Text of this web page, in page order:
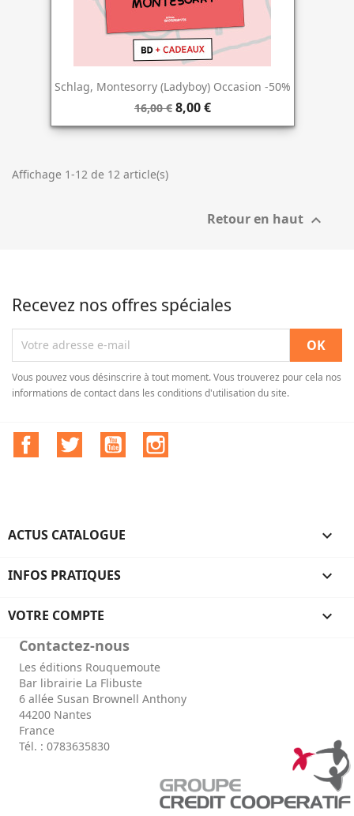
Schlag, Montesorry (Ladyboy) Occasion -50%
16,00 € 8,00 €
Affichage 1-12 de 12 article(s)
Retour en haut 
Recevez nos offres spéciales
Vous pouvez vous désinscrire à tout moment. Vous trouverez pour cela nos
informations de contact dans les conditions d'utilisation du site.
FacebookTwitter YouTube
ACTUS CATALOGUE 
INFOS PRATIQUES 
VOTRE COMPTE

Contactez-nous
Les éditions Rouquemoute
Bar librairie La Flibuste
6 allée Susan Brownell Anthony
44200 Nantes
France
Tél. : 0783635830